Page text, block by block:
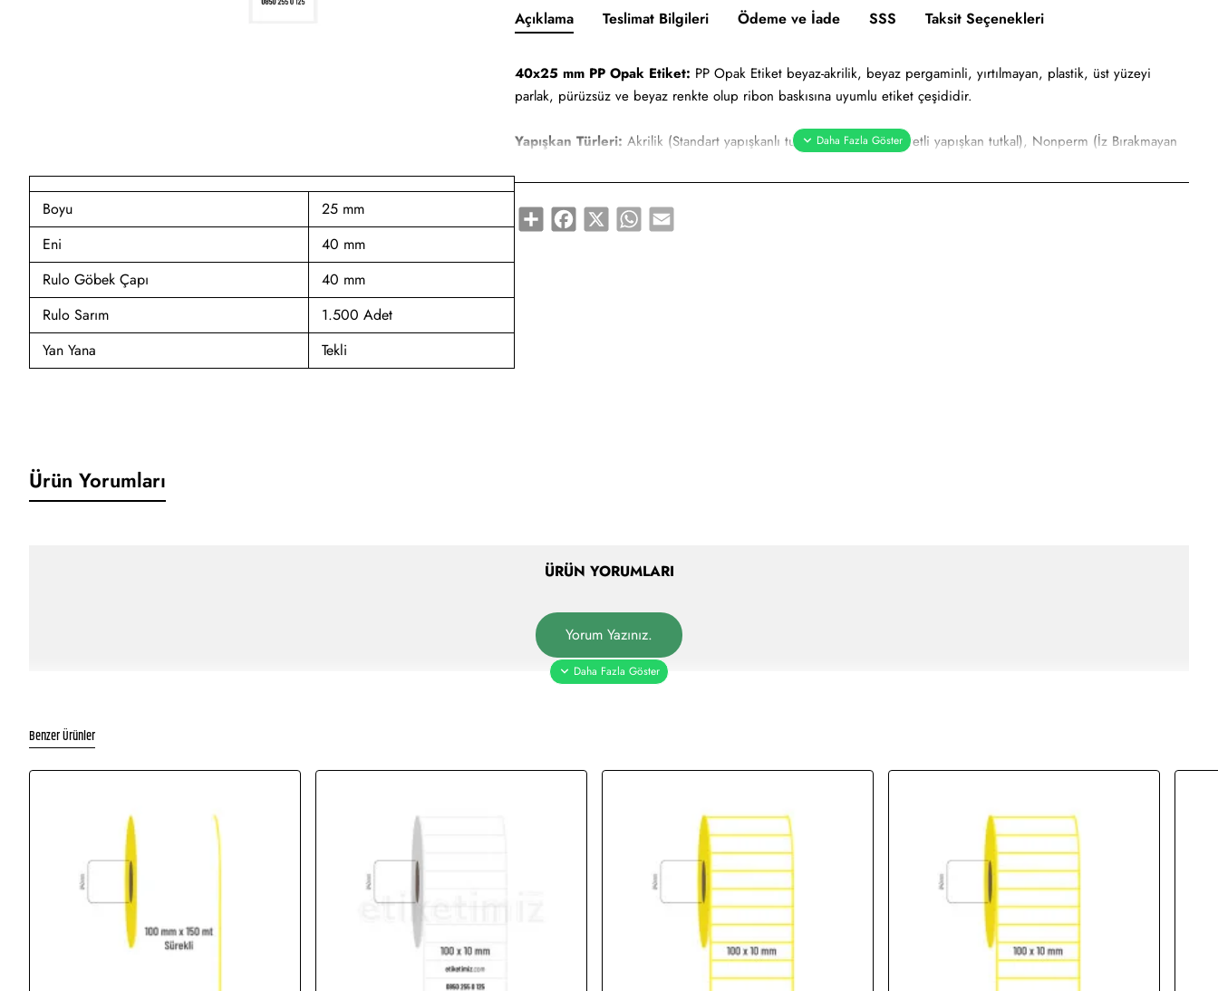
Boyu
25 mm
Eni
40 mm
Rulo Göbek Çapı
40 mm
Rulo Sarım
1.500 Adet
Yan Yana
Tekli
Açıklama Teslimat Bilgileri Ödeme ve İade SSS Taksit Seçenekleri
40x25 mm PP Opak Etiket: PP Opak Etiket beyaz-akrilik, beyaz pergaminli, yırtılmayan, plastik, üst yüzeyi
parlak, pürüzsüz ve beyaz renkte olup ribon baskısına uyumlu etiket çeşididir.
Yapışkan Türleri: Akrilik (Standart yapışkanlı tutkal), Holtmelt (Kuvvetli yapışkan tutkal), Nonperm (İz Bırakmayan
Kullanım Alanları:Teknik makine ürün etiketi, demirbaş etiketi, elektronik ürün etiketi, ürün etiketi. Yüksek ve
düşük sıcaklıklarda muhafaza edilmeye uygundur. Gıda etiketi vb. amaçlar için sayısız sektör tarafından kullanımı
Share Facebook
X WhatsApp
Email
Ürün Yorumları
ÜRÜN YORUMLARI
Yorum Yazınız.
Benzer Ürünler